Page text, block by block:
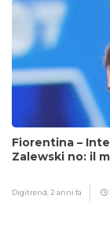
Fiorentina –
Zalewski no: il
Digitrend, 2 anni fa